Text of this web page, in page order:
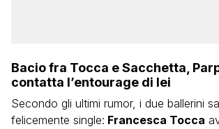
Bacio fra Tocca e Sacchetta,
contatta l’entourage di lei
Secondo gli ultimi rumor, i due ballerini
felicemente single: Francesca Tocca